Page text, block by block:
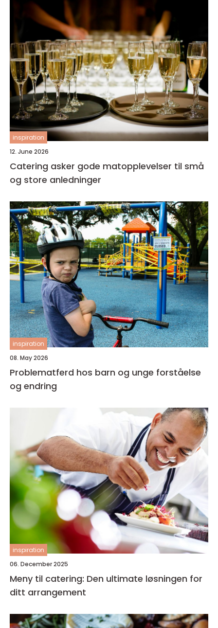
inspiration
12. June 2026
Catering asker gode matopplevelser til små
og store anledninger
inspiration
08. May 2026
Problematferd hos barn og unge forståelse
og endring
inspiration
06. December 2025
Meny til catering: Den ultimate løsningen for
ditt arrangement